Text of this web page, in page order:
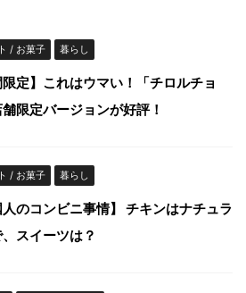
/ お菓子 暮らし
限定】これはウマい！「チロルチョ
限定バージョンが好評！
/ お菓子 暮らし
人のコンビニ事情】 チキンはナチュラ
スイーツは？